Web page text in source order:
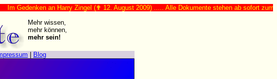
an Harry Zingel (✟ 12. August 2009) ..... Alle Dokumente stehen ab sofort zum
Mehr wissen,
mehr können,
mehr sein!
Blog